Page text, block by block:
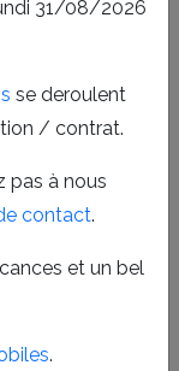
31/08/2026
se deroulent
/ contrat.
pas à nous
contact.
et un bel
.
garantit un
à
gamme de
vos exigences.
vos
Vous
et conforme